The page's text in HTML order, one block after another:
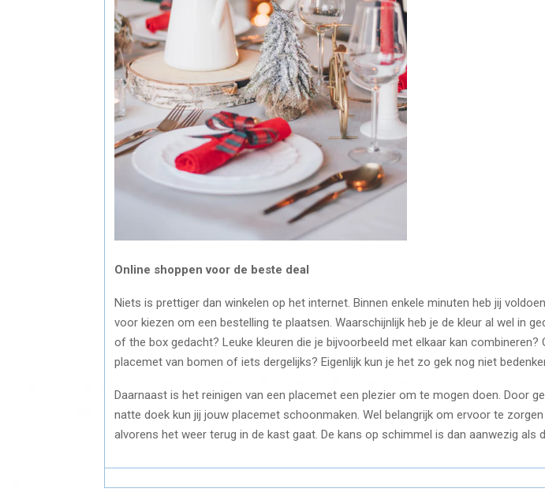
Online shoppen voor de beste deal
Niets is prettiger dan winkelen op het internet. Binnen enkele minuten heb jij
voor kiezen om een bestelling te plaatsen. Waarschijnlijk heb je de kleur al wel in
of the box gedacht? Leuke kleuren die je bijvoorbeeld met elkaar kan combineren?
placemet van bomen of iets dergelijks? Eigenlijk kun je het zo gek nog niet
Daarnaast is het reinigen van een placemet een plezier om te mogen doen. Door
natte doek kun jij jouw placemet schoonmaken. Wel belangrijk om ervoor te
alvorens het weer terug in de kast gaat. De kans op schimmel is dan aanwezig als